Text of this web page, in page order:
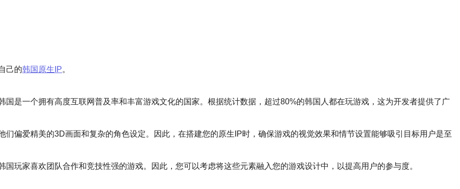
己的韩国原生IP。
是一个拥有高度互联网普及率和丰富游戏文化的国家。根据统计数据，超过80%的韩国人都在玩游戏，这为开发者提供了广
偏爱精美的3D画面和复杂的角色设定。因此，在搭建您的原生IP时，确保游戏的视觉效果和情节设置能够吸引目标用户是至
玩家喜欢团队合作和竞技性强的游戏。因此，您可以考虑将这些元素融入您的游戏设计中，以提高用户的参与度。